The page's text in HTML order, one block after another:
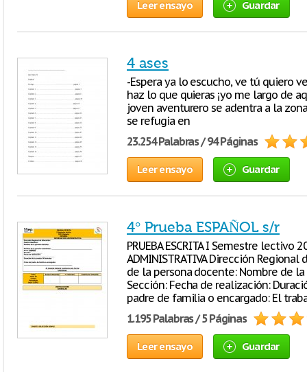
Leer ensayo Guardar
4 ases
-Espera ya lo escucho, ve tú quiero
haz lo que quieras ¡yo me largo de
joven aventurero se adentra a la
se refugia en
23.254 Palabras / 94 Páginas
Leer ensayo Guardar
4° Prueba ESPAÑOL s/r
PRUEBA ESCRITA I Semestre lectivo
ADMINISTRATIVA Dirección
de la persona docente: Nombre de la
Sección: Fecha de realización:
padre de familia o encargado: El
1.195 Palabras / 5 Páginas
Leer ensayo Guardar